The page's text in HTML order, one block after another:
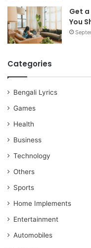
Get
You
Categories
Bengali Lyrics
Games
Health
Business
Technology
Others
Sports
Home Implements
Entertainment
Automobiles